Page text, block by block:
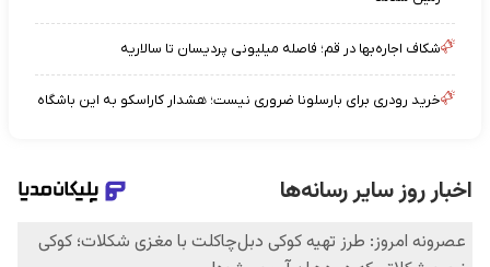
شکاف اجاره‌بها در قم؛ فاصله میلیونی پردیسان تا سالاریه
خرید رودری برای بارسلونا ضرور‌ی نیست؛ هشدار کاراسکو به این باشگاه